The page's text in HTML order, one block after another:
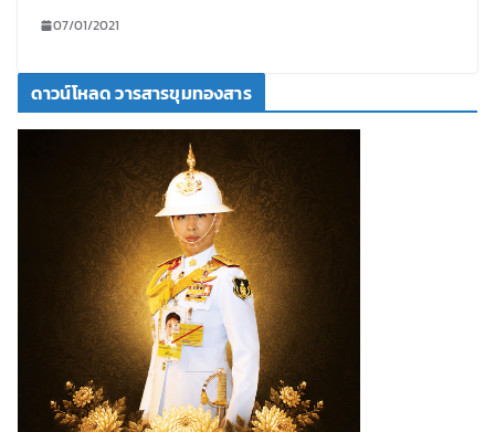
07/01/2021
ดาวน์โหลด วารสารขุมทองสาร